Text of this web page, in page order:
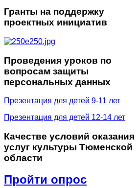
Гранты на поддержку
проектных инициатив
Проведения уроков по
вопросам защиты
персональных данных
Презентация для детей 9-11 лет
Презентация для детей 12-14 лет
Качестве условий оказания
услуг культуры Тюменской
области
Пройти опрос